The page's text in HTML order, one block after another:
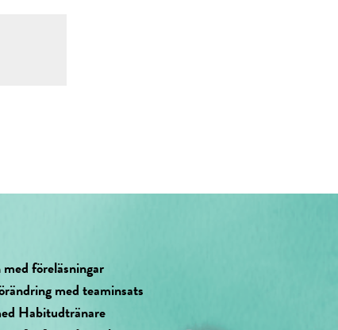
föreläsningar
med teaminsats
Habitudtränare